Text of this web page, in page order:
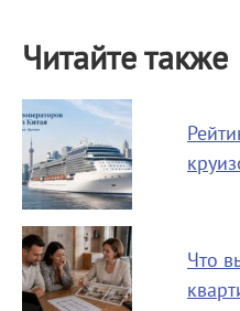
Читайте также
Что